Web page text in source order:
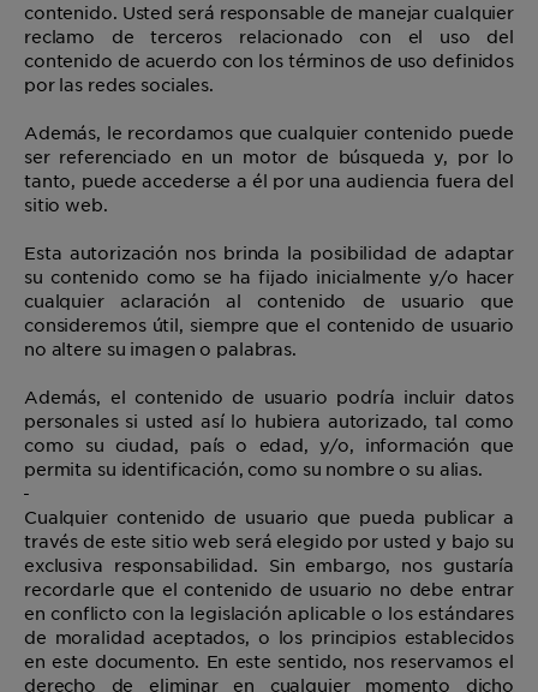
contenido. Usted será responsable de manejar cualquier
reclamo de terceros relacionado con el uso del
contenido de acuerdo con los términos de uso definidos
por las redes sociales.
Además, le recordamos que cualquier contenido puede
ser referenciado en un motor de búsqueda y, por lo
tanto, puede accederse a él por una audiencia fuera del
sitio web.
Esta autorización nos brinda la posibilidad de adaptar
su contenido como se ha fijado inicialmente y/o hacer
cualquier aclaración al contenido de usuario que
consideremos útil, siempre que el contenido de usuario
no altere su imagen o palabras.
Además, el contenido de usuario podría incluir datos
personales si usted así lo hubiera autorizado, tal como
como su ciudad, país o edad, y/o, información que
permita su identificación, como su nombre o su alias.
Cualquier contenido de usuario que pueda publicar a
través de este sitio web será elegido por usted y bajo su
exclusiva responsabilidad. Sin embargo, nos gustaría
recordarle que el contenido de usuario no debe entrar
en conflicto con la legislación aplicable o los estándares
de moralidad aceptados, o los principios establecidos
en este documento. En este sentido, nos reservamos el
derecho de eliminar en cualquier momento dicho